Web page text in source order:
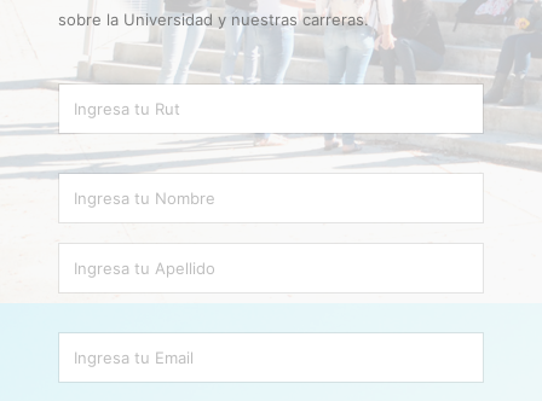
sobre la Universidad y nuestras carreras.